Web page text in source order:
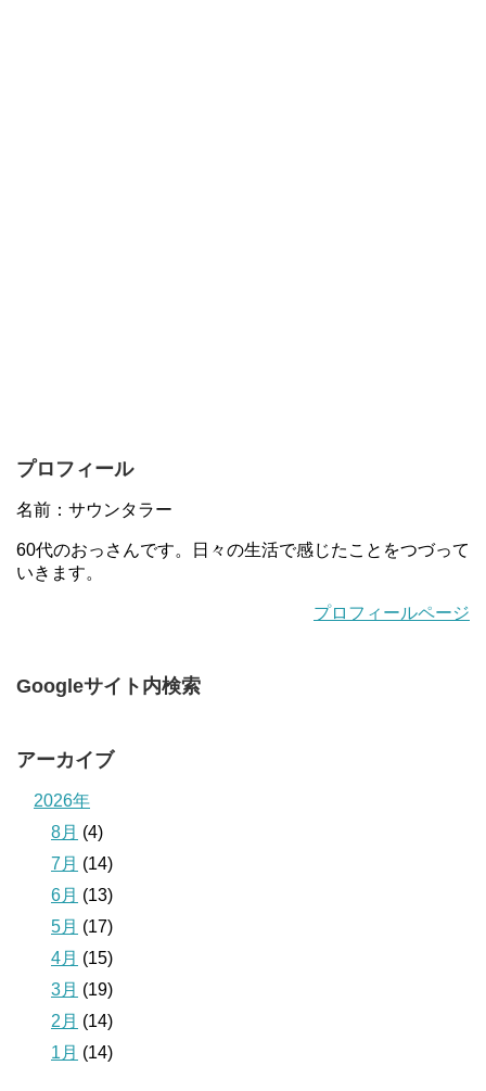
プロフィール
名前：サウンタラー
60代のおっさんです。日々の生活で感じたことをつづって
いきます。
プロフィールページ
Googleサイト内検索
アーカイブ
2026年
8月 (4)
7月 (14)
6月 (13)
5月 (17)
4月 (15)
3月 (19)
2月 (14)
1月 (14)